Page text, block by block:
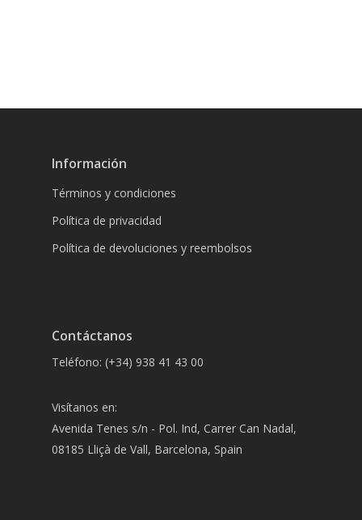
Información
Términos y condiciones
Política de privacidad
Política de devoluciones y reembolsos
Contáctanos
Teléfono: (+34) 938 41 43 00
Visítanos en:
Avenida Tenes s/n - Pol. Ind, Carrer Can Nadal,
08185 Lliçà de Vall, Barcelona, Spain